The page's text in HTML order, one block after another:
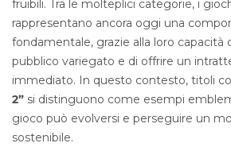
fruibili. Tra le molteplici categorie, i
rappresentano ancora oggi una
fondamentale, grazie alla loro capacità
pubblico variegato e di offrire un
immediato. In questo contesto, titoli
2” si distinguono come esempi
gioco può evolversi e perseguire un
sostenibile.